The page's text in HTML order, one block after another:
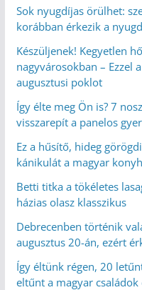
Sok nyugdíjas örülhet:
korábban érkezik a
Készüljenek! Kegyetlen
nagyvárosokban – Ezzel
augusztusi poklot
Így élte meg Ön is? 7
visszarepít a panelos
Ez a hűsítő, hideg
kánikulát a magyar
Betti titka a tökéletes
házias olasz klasszikus
Debrecenben történik
augusztus 20-án, ezért
Így éltünk régen, 20
eltűnt a magyar családok